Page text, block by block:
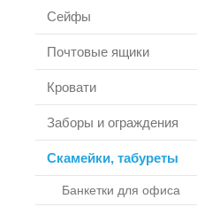
Сейфы
Почтовые ящики
Кровати
Заборы и ограждения
Скамейки, табуреты
Банкетки для офиса